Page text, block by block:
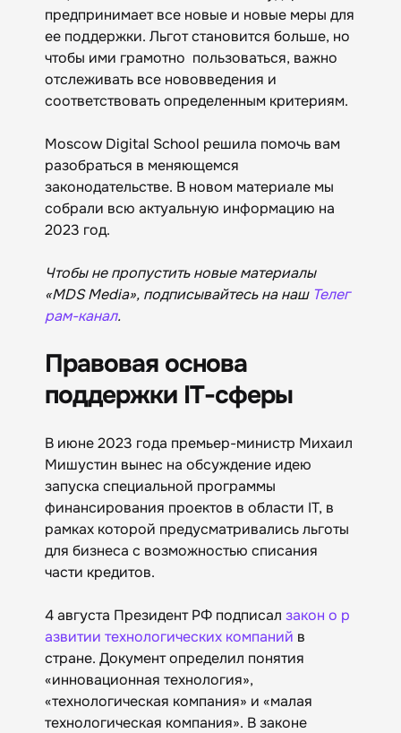
предпринимает все новые и новые меры для
ее поддержки. Льгот становится больше, но
чтобы ими грамотно пользоваться, важно
отслеживать все нововведения и
соответствовать определенным критериям.
Moscow Digital School решила помочь вам
разобраться в меняющемся
законодательстве. В новом материале мы
собрали всю актуальную информацию на
2023 год.
Чтобы не пропустить новые материалы
«MDS Media», подписывайтесь на наш Телег
рам-канал.
Правовая основа
поддержки IT-сферы
В июне 2023 года премьер-министр Михаил
Мишустин вынес на обсуждение идею
запуска специальной программы
финансирования проектов в области IT, в
рамках которой предусматривались льготы
для бизнеса с возможностью списания
части кредитов.
4 августа Президент РФ подписал закон о р
азвитии технологических компаний в
стране. Документ определил понятия
«инновационная технология»,
«технологическая компания» и «малая
технологическая компания». В законе